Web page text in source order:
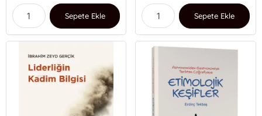
Sepete Ekle Sepete Ekle